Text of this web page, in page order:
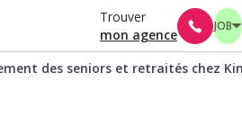
Trouver
mon agence
JOB
des seniors et retraités chez